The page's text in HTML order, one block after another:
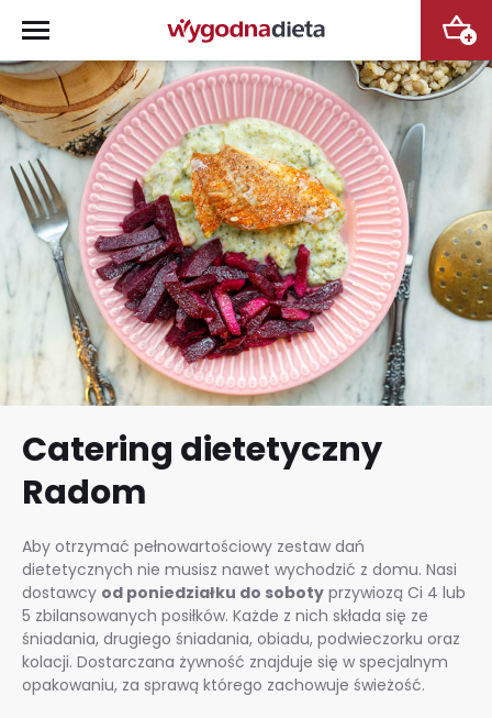
+
Catering dietetyczny
Radom
Aby otrzymać pełnowartościowy zestaw dań
dietetycznych nie musisz nawet wychodzić z domu. Nasi
dostawcy od poniedziałku do soboty przywiozą Ci 4 lub
5 zbilansowanych posiłków. Każde z nich składa się ze
śniadania, drugiego śniadania, obiadu, podwieczorku oraz
kolacji. Dostarczana żywność znajduje się w specjalnym
opakowaniu, za sprawą którego zachowuje świeżość.